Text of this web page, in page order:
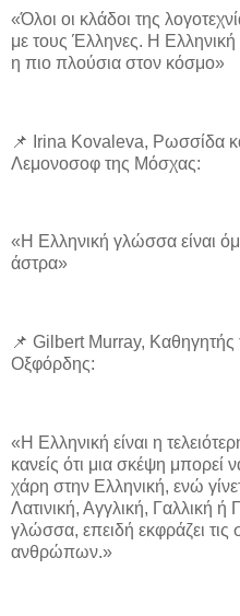
«Όλοι οι κλάδοι της
με τους Έλληνες. Η
η πιο πλούσια στον κόσμο»
📌 Irina Kovaleva, Ρωσσίδα
Λεμονοσοφ της Μόσχας:
«Η Ελληνική γλώσσα είναι
άστρα»
📌 Gilbert Murray, Καθηγητής
Οξφόρδης:
«Η Ελληνική είναι η
κανείς ότι μια σκέψη μπορεί
χάρη στην Ελληνική, ενώ
Λατινική, Αγγλική, Γαλλική ή
γλώσσα, επειδή εκφράζει τις
ανθρώπων.»